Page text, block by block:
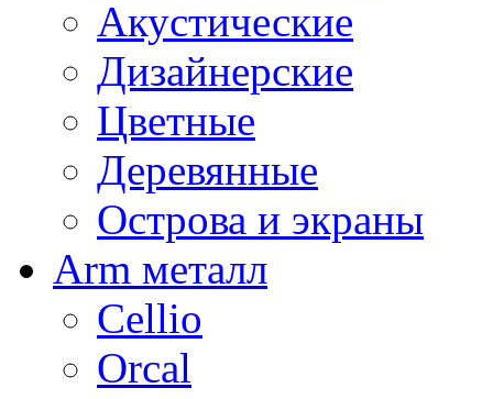
Акустические
Дизайнерские
Цветные
Деревянные
Острова и экраны
Arm металл
Cellio
Orcal